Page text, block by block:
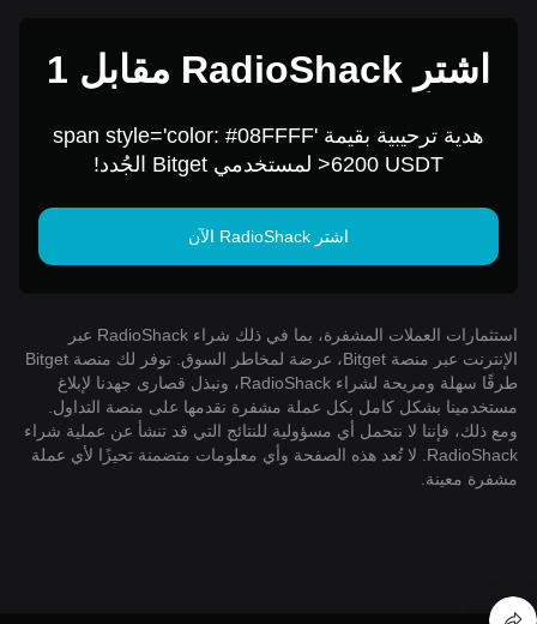
اشترِ RadioShack مقابل 1
هدية ترحيبية بقيمة span style='color: #08FFFF'
>6200 USDT لمستخدمي Bitget الجُدد!
اشتر RadioShack الآن
استثمارات العملات المشفرة، بما في ذلك شراء RadioShack عبر
الإنترنت عبر منصة Bitget، عرضة لمخاطر السوق. توفر لك منصة Bitget
طرقًا سهلة ومريحة لشراء RadioShack، ونبذل قصارى جهدنا لإبلاغ
مستخدمينا بشكل كامل بكل عملة مشفرة نقدمها على منصة التداول.
ومع ذلك، فإننا لا نتحمل أي مسؤولية للنتائج التي قد تنشأ عن عملية شراء
RadioShack. لا تُعد هذه الصفحة وأي معلومات متضمنة تحيزًا لأي عملة
مشفرة معينة.